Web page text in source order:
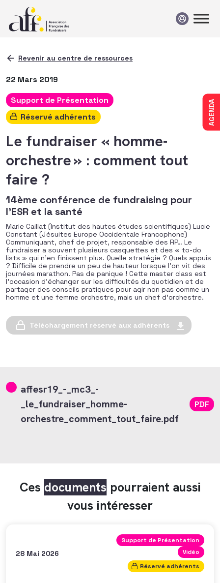
AGENDA
Revenir au centre de ressources
22 Mars 2019
Support de Présentation
Réservé adhérents
Le fundraiser « homme-
orchestre » : comment tout
faire ?
14ème conférence de fundraising pour
l'ESR et la santé
Marie Caillat (Institut des hautes études scientifiques) Lucie
Constant (Jésuites Europe Occidentale Francophone)
Communiquant, chef de projet, responsable des RP… Le
fundraiser a souvent plusieurs casquettes et des « to-do
lists » qui n’en finissent plus. Quelle stratégie ? Quels appuis
? Difficile de prendre un peu de hauteur lorsque l’on vit des
journées marathon. Pas de panique ! Cette master class est
l’occasion d’échanger sur les difficultés du quotidien et de
partager des conseils pratiques pour agir non pas comme un
homme et une femme orchestre, mais un chef d’orchestre.
Téléchargement réservé aux adhérents
affesr19_-_mc3_-
_le_fundraiser_homme-
orchestre_comment_tout_faire.pdf
PDF
Ces documents pourraient aussi
vous intéresser
28 Mai 2026
Support de Présentation
Vidéo
Réservé adhérents